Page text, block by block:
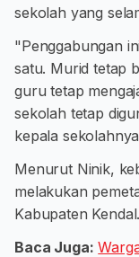
sekolah yang
"Penggabungan
satu. Murid tetap
guru tetap
sekolah tetap
kepala
Menurut Ninik,
melakukan
Kabupaten Kendal.
Baca Juga: